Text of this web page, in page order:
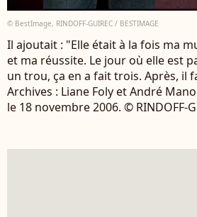
© BestImage, RINDOFF-GUIREC / BESTIMAGE
Il ajoutait : "Elle était à la fois ma
et ma réussite. Le jour où elle est
un trou, ça en a fait trois. Après, il
Archives : Liane Foly et André
le 18 novembre 2006. © RINDOFF-